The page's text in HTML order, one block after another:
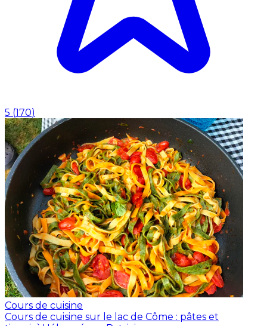
5 (170)
Cours de cuisine
Cours de cuisine sur le lac de Côme : pâtes et